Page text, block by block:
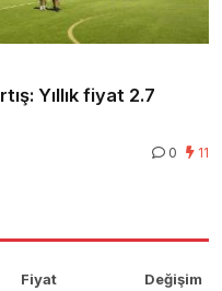
Yıllık fiyat 2.7
0 11
Fiyat Değişim